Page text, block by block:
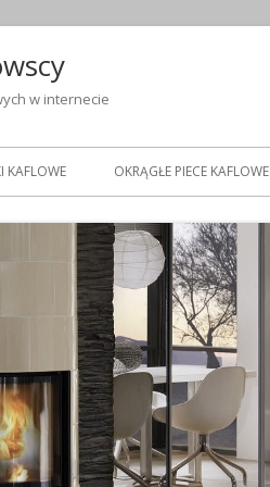
w internecie
KAFLOWE OKRĄGŁE PIECE KAFLOWE